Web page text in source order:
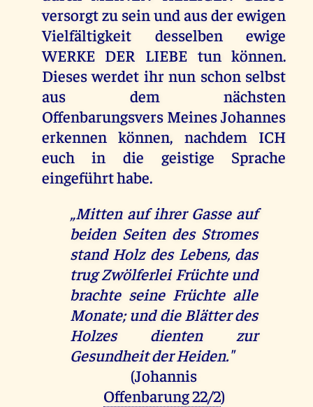
versorgt zu sein und aus der ewigen
Vielfältigkeit desselben ewige
WERKE DER LIEBE tun können.
Dieses werdet ihr nun schon selbst
aus dem nächsten
Offenbarungsvers Meines Johannes
erkennen können, nachdem ICH
euch in die geistige Sprache
eingeführt habe.
„Mitten auf ihrer Gasse auf
beiden Seiten des Stromes
stand Holz des Lebens, das
trug Zwölferlei Früchte und
brachte seine Früchte alle
Monate; und die Blätter des
Holzes dienten zur
Gesundheit der Heiden."
(Johannis
Offenbarung 22/2)